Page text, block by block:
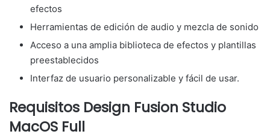
efectos
Herramientas de edición de audio y mezcla de sonido
Acceso a una amplia biblioteca de efectos y plantillas
preestablecidos
Interfaz de usuario personalizable y fácil de usar.
Requisitos Design Fusion Studio
MacOS Full